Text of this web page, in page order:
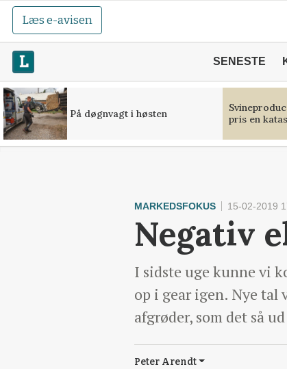
Læs e-avisen
SENESTE
På døgnvagt i høsten
pris en
MARKEDSFOKUS 15-02-2019
Negativ
I sidste uge kunne vi
op i gear igen. Nye tal
afgrøder, som det så
Peter Arendt